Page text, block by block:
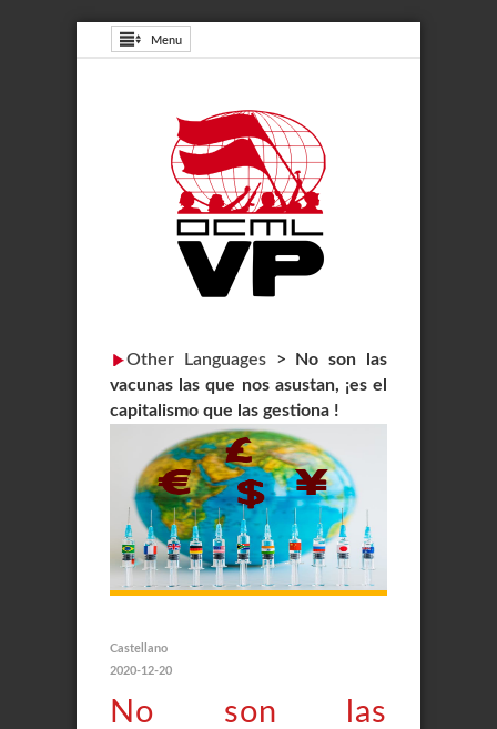
Menu
Other Languages>
No son las
vacunas las que nos asustan, ¡es el
capitalismo que las gestiona !
Castellano
2020-12-20
No son las